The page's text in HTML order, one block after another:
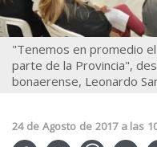
"Tenemos en promedio
parte de la Provincia",
bonaerense, Leonardo
24 de Agosto de 2017 a las